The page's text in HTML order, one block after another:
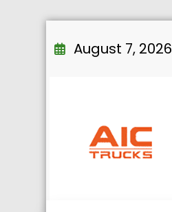
to
August 7, 2026